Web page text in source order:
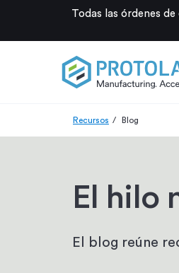
Todas las órdenes
Recursos Blog
El hilo
El blog reúne